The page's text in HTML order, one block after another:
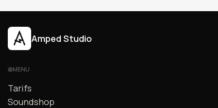
Amped Studio
MENU
Tarifs
Soundshop